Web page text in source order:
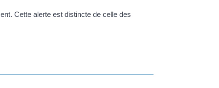
Cette alerte est distincte de celle des